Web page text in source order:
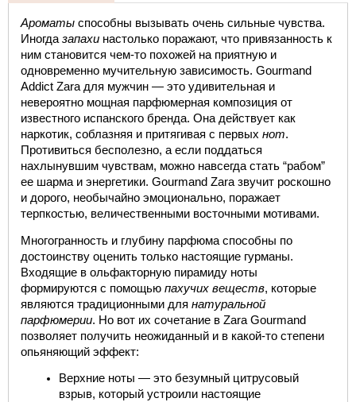
Ароматы способны вызывать очень сильные чувства.
Иногда запахи настолько поражают, что привязанность к
ним становится чем-то похожей на приятную и
одновременно мучительную зависимость. Gourmand
Addict Zara для мужчин — это удивительная и
невероятно мощная парфюмерная композиция от
известного испанского бренда. Она действует как
наркотик, соблазняя и притягивая с первых нот.
Противиться бесполезно, а если поддаться
нахлынувшим чувствам, можно навсегда стать “рабом”
ее шарма и энергетики. Gourmand Zara звучит роскошно
и дорого, необычайно эмоционально, поражает
терпкостью, величественными восточными мотивами.
Многогранность и глубину парфюма способны по
достоинству оценить только настоящие гурманы.
Входящие в ольфакторную пирамиду ноты
формируются с помощью пахучих веществ, которые
являются традиционными для натуральной
парфюмерии. Но вот их сочетание в Zara Gourmand
позволяет получить неожиданный и в какой-то степени
опьяняющий эффект:
Верхние ноты — это безумный цитрусовый
взрыв, который устроили настоящие